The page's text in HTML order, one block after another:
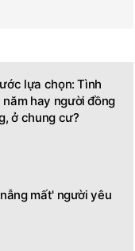
lựa chọn: Tình
hay người đồng
ở chung cư?
mất' người yêu